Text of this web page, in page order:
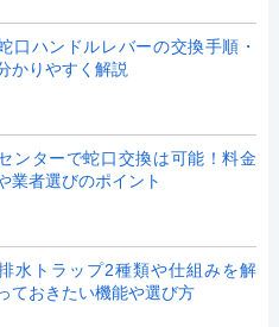
口ハンドルレバーの交換手順・
かりやすく解説
ンターで蛇口交換は可能！料金
業者選びのポイント
水トラップ2種類や仕組みを解
ておきたい機能や選び方